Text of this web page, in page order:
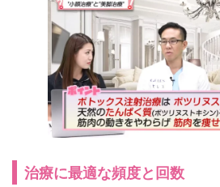
治療に最適な頻度と回数